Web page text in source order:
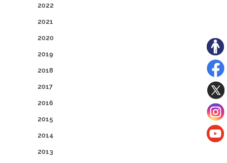
2022
2021
2020
2019
2018
2017
2016
2015
2014
2013